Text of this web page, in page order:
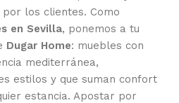
los clientes. Como
en Sevilla, ponemos a tu
Dugar Home: muebles con
mediterránea,
estilos y que suman confort
estancia. Apostar por